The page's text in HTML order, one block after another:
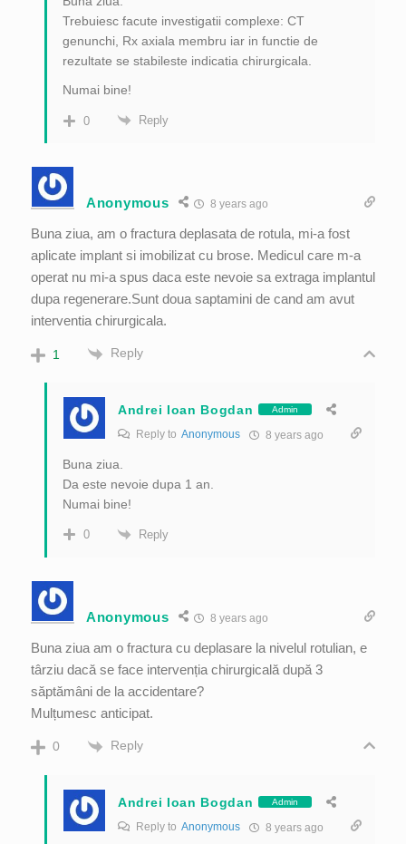
Trebuiesc facute investigatii complexe: CT
genunchi, Rx axiala membru iar in functie de
rezultate se stabileste indicatia chirurgicala.
Numai bine!
0 Reply
Anonymous 8 years ago
Buna ziua, am o fractura deplasata de rotula, mi-a fost
aplicate implant si imobilizat cu brose. Medicul care m-a
operat nu mi-a spus daca este nevoie sa extraga implantul
dupa regenerare.Sunt doua saptamini de cand am avut
interventia chirurgicala.
1 Reply
Andrei Ioan Bogdan Admin
Reply to Anonymous 8 years ago
Buna ziua.
Da este nevoie dupa 1 an.
Numai bine!
0 Reply
Anonymous 8 years ago
Buna ziua am o fractura cu deplasare la nivelul rotulian, e
târziu dacă se face intervenția chirurgicală după 3
săptămâni de la accidentare?
Mulțumesc anticipat.
0 Reply
Andrei Ioan Bogdan Admin
Reply to Anonymous 8 years ago